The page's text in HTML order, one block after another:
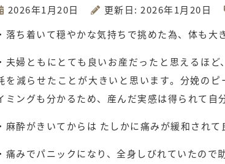
2026年1月20日 更新日: 2026年1月20日
・落ち着いて穏やかな気持ちで挑めた為、体も大
・夫婦ともにとても良いお産だったと思えるほ
を減らせたことが大きいと思います。分娩の
ミングも分かるため、産んだ実感は得られて自
・麻酔がきいてからは たしかに痛みが緩和され
・痛みでパニックになり、全身しびれていたので